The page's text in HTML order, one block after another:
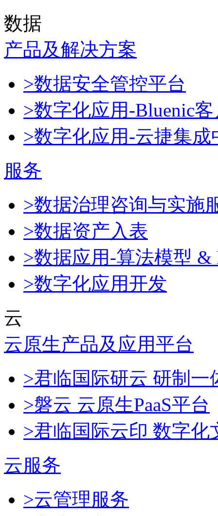
数据
产品及解决方案
>数据安全管控平台
>数字化应用-Bluenic
>数字化应用-云捷集成
服务
>数据治理咨询与实施
>数据资产入表
>数据应用-算法模型 &
>数字化应用开发
云
云原生产品及应用平台
>君临国际研云 研制
>磐云 云原生PaaS平台
>君临国际云印 数字化
云服务
>云管理服务